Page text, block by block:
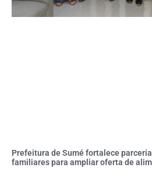
Prefeitura de Sumé fortalece
familiares para ampliar oferta de